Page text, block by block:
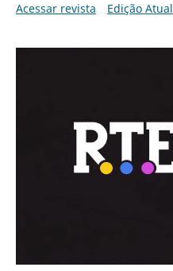
Acessar revista
Edição Atual